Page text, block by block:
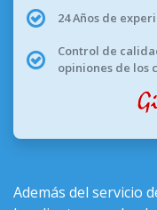
24 Años de
Control de
opiniones de los
Además del servicio